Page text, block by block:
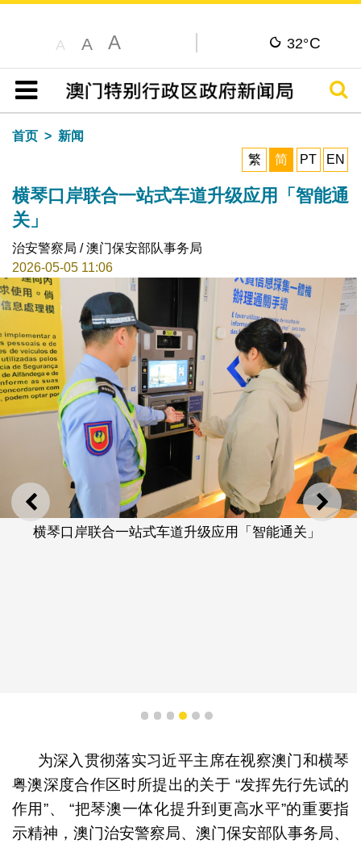
A A A 32°C
目录
搜寻
首页
新闻
繁
简 PT EN
横琴口岸联合一站式车道升级应用「智能通
关」
治安警察局 / 澳门保安部队事务局
2026-05-05 11:06
上一则 下一
横琴口岸联合一站式车道升级应用「智能通关」
1 2 3 4 5 6
为深入贯彻落实习近平主席在视察澳门和横琴
粤澳深度合作区时所提出的关于 “发挥先行先试的
作用”、 “把琴澳一体化提升到更高水平”的重要指
示精神，澳门治安警察局、澳门保安部队事务局、